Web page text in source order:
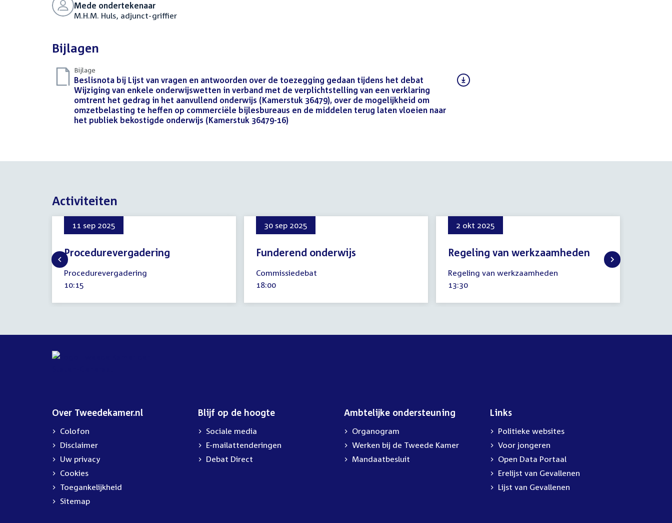
Mede ondertekenaar
M.H.M. Huls, adjunct-griffier
Bijlagen
Bijlage
Download
bestand:
Beslisnota bij Lijst van vragen en antwoorden over de toezegging gedaan tijdens het debat
Wijziging van enkele onderwijswetten in verband met de verplichtstelling van een verklaring
omtrent het gedrag in het aanvullend onderwijs (Kamerstuk 36479), over de mogelijkheid om
omzetbelasting te heffen op commerciële bijlesbureaus en de middelen terug laten vloeien naar
het publiek bekostigde onderwijs (Kamerstuk 36479-16)
Activiteiten
11 sep 2025
Procedurevergadering
11
september
2025
Procedurevergadering
Tijd
10:15
30 sep 2025
Funderend onderwijs
september
2025
Commissiedebat
Tijd
18:00
2 okt 2025
Regeling van werkzaamheden
oktober
2025
Regeling van werkzaamheden
Tijd
13:30
Over Tweedekamer.nl
Colofon
Disclaimer
Uw privacy
Cookies
Toegankelijkheid
Sitemap
Blijf op de hoogte
Sociale media
E-mailattenderingen
Debat Direct
Ambtelijke ondersteuning
Organogram
Werken bij de Tweede Kamer
Mandaatbesluit
Links
Politieke websites
Voor jongeren
Open Data Portaal
Erelijst van Gevallenen
Lijst van Gevallenen